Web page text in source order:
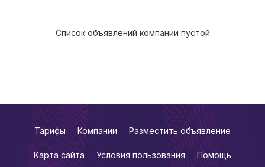
Список объявлений компании пустой
Тарифы Компании Разместить объявление
Карта сайта Условия пользования Помощь